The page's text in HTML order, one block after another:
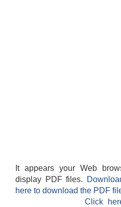
It appears your Web
display PDF files.
here to download the PDF
Click